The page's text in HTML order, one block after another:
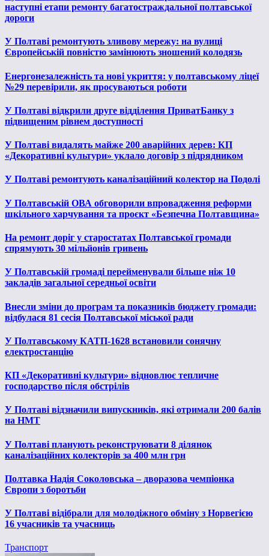
наступні етапи ремонту багатостраждальної полтавської
дороги
У Полтаві ремонтують зливову мережу: на вулиці
Європейській повністю замінюють зношений колодязь
Енергонезалежність та нові укриття: у полтавському ліцеї
№29 перевірили, як просуваються роботи
У Полтаві відкрили друге відділення ПриватБанку з
підвищеним рівнем доступності
У Полтаві видалять майже 200 аварійних дерев: КП
«Декоративні культури» уклало договір з підрядником
У Полтаві ремонтують каналізаційний колектор на Подолі
У Полтавській ОВА обговорили впровадження реформи
шкільного харчування та проєкт «Безпечна Полтавщина»
На ремонт доріг у старостатах Полтавської громади
спрямують 30 мільйонів гривень
У Полтавській громаді перейменували більше ніж 10
закладів загальної середньої освіти
Внесли зміни до програм та показників бюджету громади:
відбулася 81 сесія Полтавської міської ради
У Полтавському КАТП-1628 встановили сонячну
електростанцію
КП «Декоративні культури» відновлює тепличне
господарство після обстрілів
У Полтаві відзначили випускників, які отримали 200 балів
на НМТ
У Полтаві планують реконструювати 8 ділянок
каналізаційних колекторів за 400 млн грн
Полтавка Надія Соколовська – дворазова чемпіонка
Європи з боротьби
У Полтаві відібрали для молодіжного обміну з Норвегією
16 учасників та учасниць
Транспорт